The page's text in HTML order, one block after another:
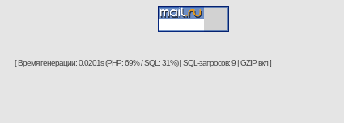
[ Время генерации: 0.0201s (PHP: 69% / SQL: 31%) | SQL-запросов: 9 | GZIP вкл ]